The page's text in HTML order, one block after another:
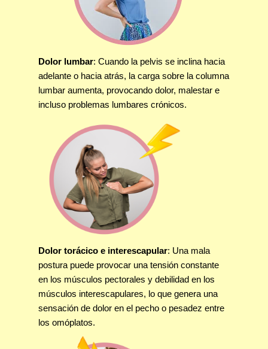
Dolor lumbar: Cuando la pelvis se inclina hacia
adelante o hacia atrás, la carga sobre la columna
lumbar aumenta, provocando dolor, malestar e
incluso problemas lumbares crónicos.
Dolor torácico e interescapular: Una mala
postura puede provocar una tensión constante
en los músculos pectorales y debilidad en los
músculos interescapulares, lo que genera una
sensación de dolor en el pecho o pesadez entre
los omóplatos.